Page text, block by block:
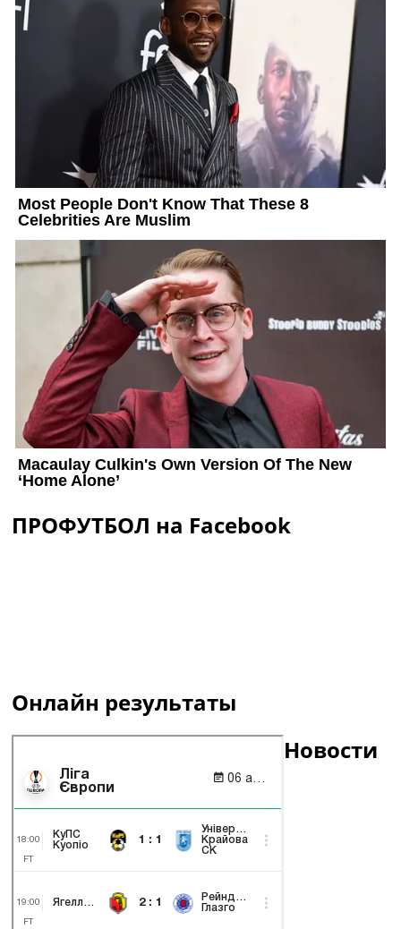
ПРОФУТБОЛ на Facebook
Онлайн результаты
Новости